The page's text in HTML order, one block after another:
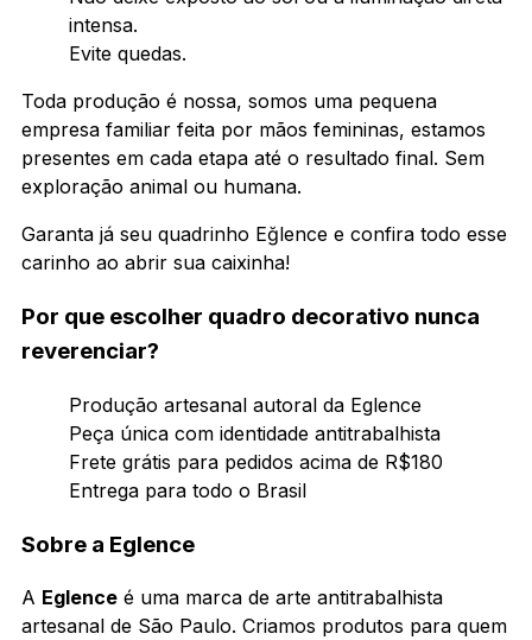
intensa.
Evite quedas.
Toda produção é nossa, somos uma pequena
empresa familiar feita por mãos femininas, estamos
presentes em cada etapa até o resultado final. Sem
exploração animal ou humana.
Garanta já seu quadrinho Eğlence e confira todo esse
carinho ao abrir sua caixinha!
Por que escolher quadro decorativo nunca
reverenciar?
Produção artesanal autoral da Eglence
Peça única com identidade antitrabalhista
Frete grátis para pedidos acima de R$180
Entrega para todo o Brasil
Sobre a Eglence
A Eglenceé uma marca de arte antitrabalhista
artesanal de São Paulo. Criamos produtos para quem